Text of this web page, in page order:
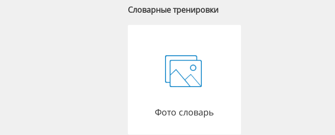
Словарные тренировки
Фото словарь